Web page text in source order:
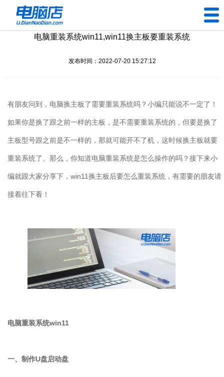
U盘工具
装机问题
电脑问题
电脑重装系统win11,win11换主板要重装系统
发布时间：2022-07-20 15:27:12
有朋友问到，电脑换主板了需要重装系统吗？小编只能说不一定了！
如果你是换了跟之前一样的主板，是不需要重装系统的，但要是换了
主板型号跟之前是不一样的，那就可能开不了机，这时候换主板就要
重装系统了。那么，你知道电脑重装系统是怎么操作的吗？接下来小
编就跟大家分享下， win11换主板后要怎么重装系统，有需要的朋友请
接着往下看！
电脑重装系统win11
一、制作U盘启动盘